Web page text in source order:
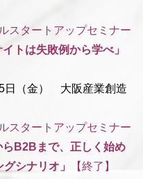
スタートアップセミナー
イトは失敗例から学べ」
大阪産業創造
スタートアップセミナー
らB2Bまで、正しく始め
シナリオ」
【終了】